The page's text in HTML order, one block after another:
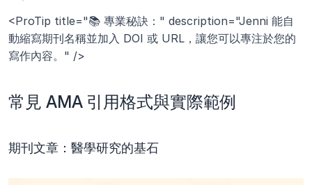
<ProTip title="📚 專業秘訣：" description="Jenni 能自
動縮寫期刊名稱並加入 DOI 或 URL，讓您可以專注於您的
寫作內容。" />
常見 AMA 引用格式與實際範例
期刊文章：醫學研究的基石